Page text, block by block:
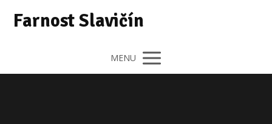
Farnost Slavičín
MENU